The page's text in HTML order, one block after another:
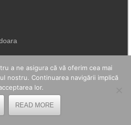
a ne asigura că vă oferim cea mai
nostru. Continuarea navigării implică
lor.
READ MORE